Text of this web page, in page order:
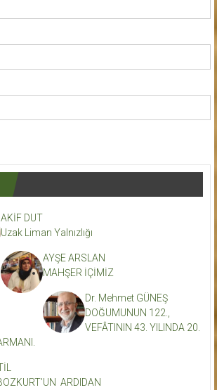
AKİF DUT
Uzak Liman Yalnızlığı
AYŞE ARSLAN
MAHŞER İÇİMİZ
Dr. Mehmet GÜNEŞ
DOĞUMUNUN 122.,
VEFÂTININ 43. YILINDA 20.
ARDIDAN